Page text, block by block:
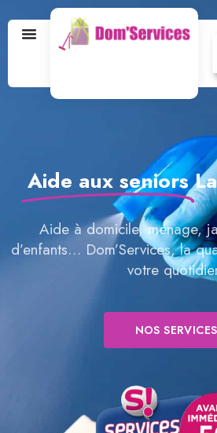
Aide aux seniors
Aide à domicile, ménage,
d’enfants… Dom’Services, la
votre
NOS SERVICES